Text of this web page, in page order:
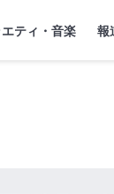
。」トップペー
ティ・音楽 報